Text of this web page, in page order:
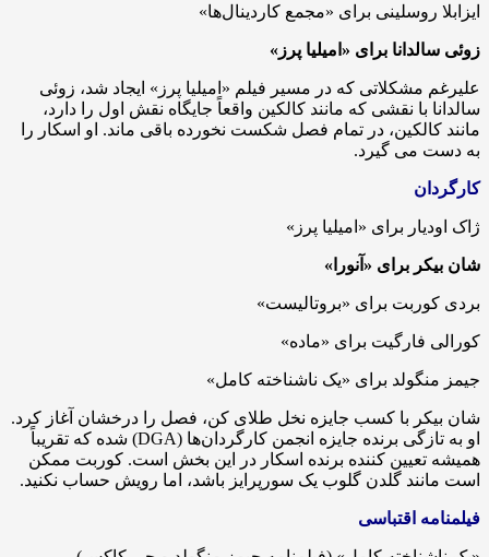
ایزابلا روسلینی برای «مجمع کاردینال‌ها»
زوئی سالدانا برای «امیلیا پرز»
علیرغم مشکلاتی که در مسیر فیلم «امیلیا پرز» ایجاد شد، زوئی
سالدانا با نقشی که مانند کالکین واقعاً جایگاه نقش اول را دارد،
مانند کالکین، در تمام فصل شکست نخورده باقی ماند. او اسکار را
به دست می گیرد.
کارگردان
ژاک اودیار برای «امیلیا پرز»
شان بیکر برای «آنورا»
بردی کوربت برای «بروتالیست»
کورالی فارگیت برای «ماده»
جیمز منگولد برای «یک ناشناخته کامل»
شان بیکر با کسب جایزه نخل طلای کن، فصل را درخشان آغاز کرد.
او به تازگی برنده جایزه انجمن کارگردان‌ها (DGA) شده که تقریباً
همیشه تعیین کننده برنده اسکار در این بخش است. کوربت ممکن
است مانند گلدن گلوب یک سورپرایز باشد، اما رویش حساب نکنید.
فیلمنامه اقتباسی